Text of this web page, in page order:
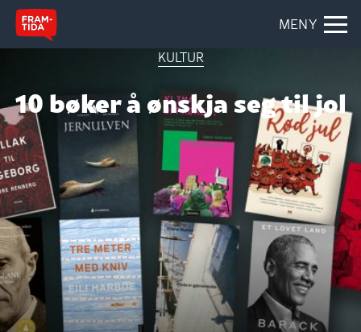
MENY
KULTUR
10 bøker å ønskja seg til jol